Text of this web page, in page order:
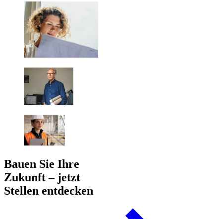
Bauen Sie Ihre
Zukunft – jetzt
Stellen entdecken